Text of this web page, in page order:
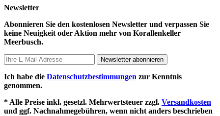
Newsletter
Abonnieren Sie den kostenlosen Newsletter und verpassen Sie
keine Neuigkeit oder Aktion mehr von Korallenkeller
Meerbusch.
Newsletter abonnieren
Ich habe die Datenschutzbestimmungen zur Kenntnis
genommen.
* Alle Preise inkl. gesetzl. Mehrwertsteuer zzgl. Versandkosten
und ggf. Nachnahmegebühren, wenn nicht anders beschrieben